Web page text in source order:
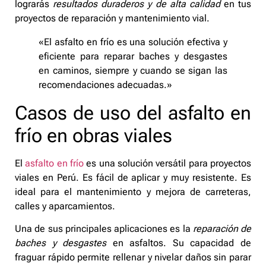
lograrás resultados duraderos y de alta calidaden tus
proyectos de reparación y mantenimiento vial.
«El asfalto en frío es una solución efectiva y
eficiente para reparar baches y desgastes
en caminos, siempre y cuando se sigan las
recomendaciones adecuadas.»
Casos de uso del asfalto en
frío en obras viales
Elasfalto en frío es una solución versátil para proyectos
viales en Perú. Es fácil de aplicar y muy resistente. Es
ideal para el mantenimiento y mejora de carreteras,
calles y aparcamientos.
Una de sus principales aplicaciones es la reparación de
baches y desgastesen asfaltos. Su capacidad de
fraguar rápido permite rellenar y nivelar daños sin parar